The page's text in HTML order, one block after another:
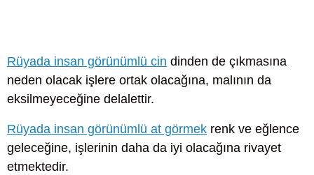
Rüyada insan görünümlü cin dinden de çıkmasına
neden olacak işlere ortak olacağına, malının da
eksilmeyeceğine delalettir.
Rüyada insan görünümlü at görmek renk ve eğlence
geleceğine, işlerinin daha da iyi olacağına rivayet
etmektedir.